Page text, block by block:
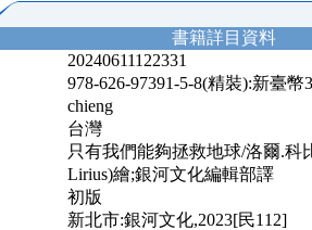
書籍詳目資料
20240611122331
978-626-97391-5-8(精裝):新臺幣
chieng
台灣
只有我們能夠拯救地球/洛爾.科
Lirius)繪;銀河文化編輯部譯
初版
新北市:銀河文化,2023[民112]